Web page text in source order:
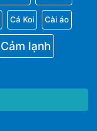
Cá Koi Cài áo
Cảm lạnh